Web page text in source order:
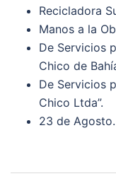
Recicladora
Manos a la
De Servicios
Chico de
De Servicios
Chico Ltda”.
23 de Agosto.